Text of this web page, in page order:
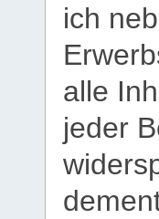
ich
alle
jeder